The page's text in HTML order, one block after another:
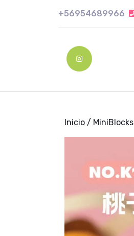
+56954689966
Instagram
Inicio / MiniBlocks